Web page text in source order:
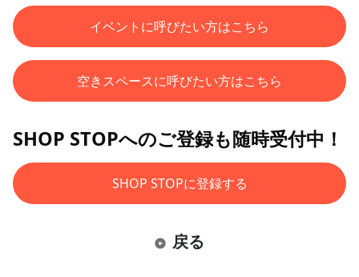
イベントに呼びたい方はこちら
空きスペースに呼びたい方はこちら
SHOP STOPへのご登録も随時受付中！
SHOP STOPに登録する
戻る